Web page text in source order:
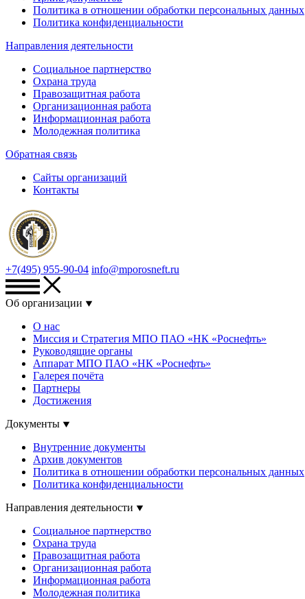
Политика в отношении обработки персональных данных
Политика конфиденциальности
Направления деятельности
Социальное партнерство
Охрана труда
Правозащитная работа
Организационная работа
Информационная работа
Молодежная политика
Обратная связь
Сайты организаций
Контакты
+7(495) 955-90-04 info@mporosneft.ru
Об организации
О нас
Миссия и Стратегия МПО ПАО «НК «Роснефть»
Руководящие органы
Аппарат МПО ПАО «НК «Роснефть»
Галерея почёта
Партнеры
Достижения
Документы
Внутренние документы
Архив документов
Политика в отношении обработки персональных данных
Политика конфиденциальности
Направления деятельности
Социальное партнерство
Охрана труда
Правозащитная работа
Организационная работа
Информационная работа
Молодежная политика